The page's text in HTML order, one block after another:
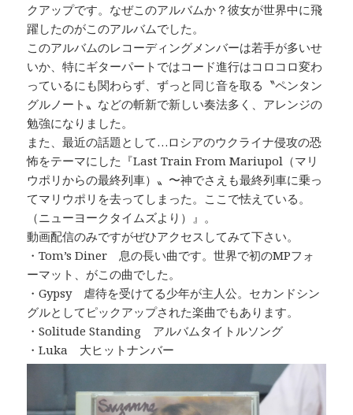
クアップです。なぜこのアルバムか？彼女が世界中に飛
躍したのがこのアルバムでした。
このアルバムのレコーディングメンバーは若手が多いせ
いか、特にギターパートではコード進行はコロコロ変わ
っているにも関わらず、ずっと同じ音を取る〝ペンタン
グルノート〟などの斬新で新しい奏法多く、アレンジの
勉強になりました。
また、最近の話題として…ロシアのウクライナ侵攻の恐
怖をテーマにした『Last Train From Mariupol（マリ
ウポリからの最終列車）〟〜神でさえも最終列車に乗っ
てマリウポリを去ってしまった。ここで怯えている。
（ニューヨークタイムズより）』。
動画配信のみですがぜひアクセスしてみて下さい。
・Tom’s Diner 息の長い曲です。世界で初のMPフォ
ーマット、がこの曲でした。
・Gypsy 虐待を受けてる少年が主人公。セカンドシン
グルとしてピックアップされた楽曲でもあります。
・Solitude Standing アルバムタイトルソング
・Luka 大ヒットナンバー